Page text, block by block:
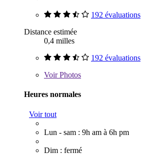
192 évaluations
Distance estimée
0,4 milles
192 évaluations
VoirPhotos
Heures normales
Voir tout
Lun - sam : 9h am à 6h pm
Dim : fermé